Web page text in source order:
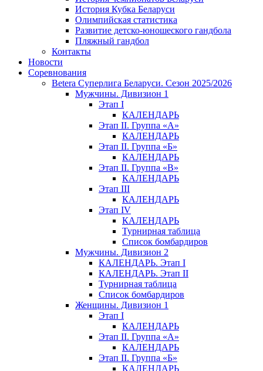
История Кубка Беларуси
Олимпийская статистика
Развитие детско-юношеского гандбола
Пляжный гандбол
Контакты
Новости
Соревнования
Betera Суперлига Беларуси. Сезон 2025/2026
Мужчины. Дивизион 1
Этап I
КАЛЕНДАРЬ
Этап II. Группа «А»
КАЛЕНДАРЬ
Этап II. Группа «Б»
КАЛЕНДАРЬ
Этап II. Группа «В»
КАЛЕНДАРЬ
Этап III
КАЛЕНДАРЬ
Этап IV
КАЛЕНДАРЬ
Турнирная таблица
Список бомбардиров
Мужчины. Дивизион 2
КАЛЕНДАРЬ. Этап I
КАЛЕНДАРЬ. Этап II
Турнирная таблица
Список бомбардиров
Женщины. Дивизион 1
Этап I
КАЛЕНДАРЬ
Этап II. Группа «А»
КАЛЕНДАРЬ
Этап II. Группа «Б»
КАЛЕНДАРЬ